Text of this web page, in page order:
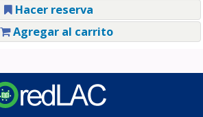
Hacer reserva
Agregar al carrito